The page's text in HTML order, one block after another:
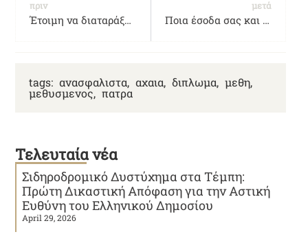
πριν
Έτοιμη να διαταράξει (και) την ασφαλιστική αγορά η Amazon !
μετά
Ποια έσοδα σας και πότε κινδυνεύουν από τις κατασχέσεις
tags:ανασφαλιστα,αχαια,διπλωμα,μεθη,
μεθυσμενος,πατρα
Τελευταία νέα
Σιδηροδρομικό Δυστύχημα στα Τέμπη:
Πρώτη Δικαστική Απόφαση για την Αστική
Ευθύνη του Ελληνικού Δημοσίου
April 29, 2026